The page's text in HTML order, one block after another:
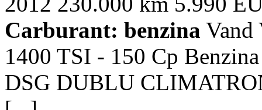
Carburant: benzina
1400 TSI - 150 Cp
DSG DUBLU